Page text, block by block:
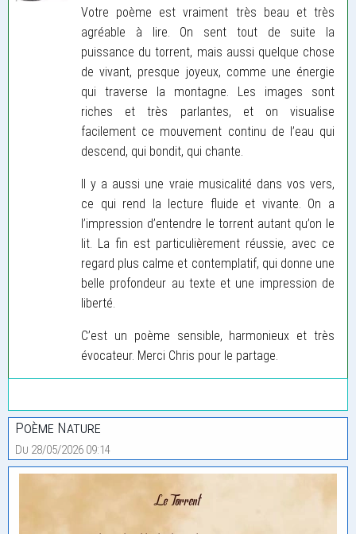
Votre poème est vraiment très beau et très
agréable à lire. On sent tout de suite la
puissance du torrent, mais aussi quelque chose
de vivant, presque joyeux, comme une énergie
qui traverse la montagne. Les images sont
riches et très parlantes, et on visualise
facilement ce mouvement continu de l’eau qui
descend, qui bondit, qui chante.
Il y a aussi une vraie musicalité dans vos vers,
ce qui rend la lecture fluide et vivante. On a
l’impression d’entendre le torrent autant qu’on le
lit. La fin est particulièrement réussie, avec ce
regard plus calme et contemplatif, qui donne une
belle profondeur au texte et une impression de
liberté.
C’est un poème sensible, harmonieux et très
évocateur. Merci Chris pour le partage.
Poème Nature
Du 28/05/2026 09:14